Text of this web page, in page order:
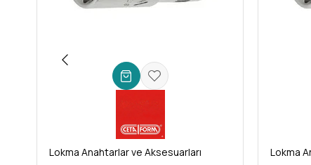
mevcut takım setinizle sorunsuz bir entegrasyon
Otomotiv sektöründe çalışan bir tamirciyseniz,
Endüstriyel bakım ve onarım işleri yapan bir
Makine montajı veya demontajı yapan bir uzmansanız,
Kendi aracının veya evinin bakımlarını titizlikle yapan
Bu lokma anahtar, iş akışınızı kolaylaştıracak,
Lokma Anahtarlar ve Aksesuarları
Lokma